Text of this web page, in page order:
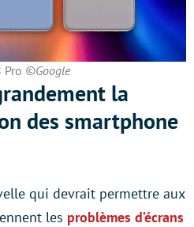
Pro ©Google
la
des smartphone
qui devrait permettre aux
les problèmes d’écrans